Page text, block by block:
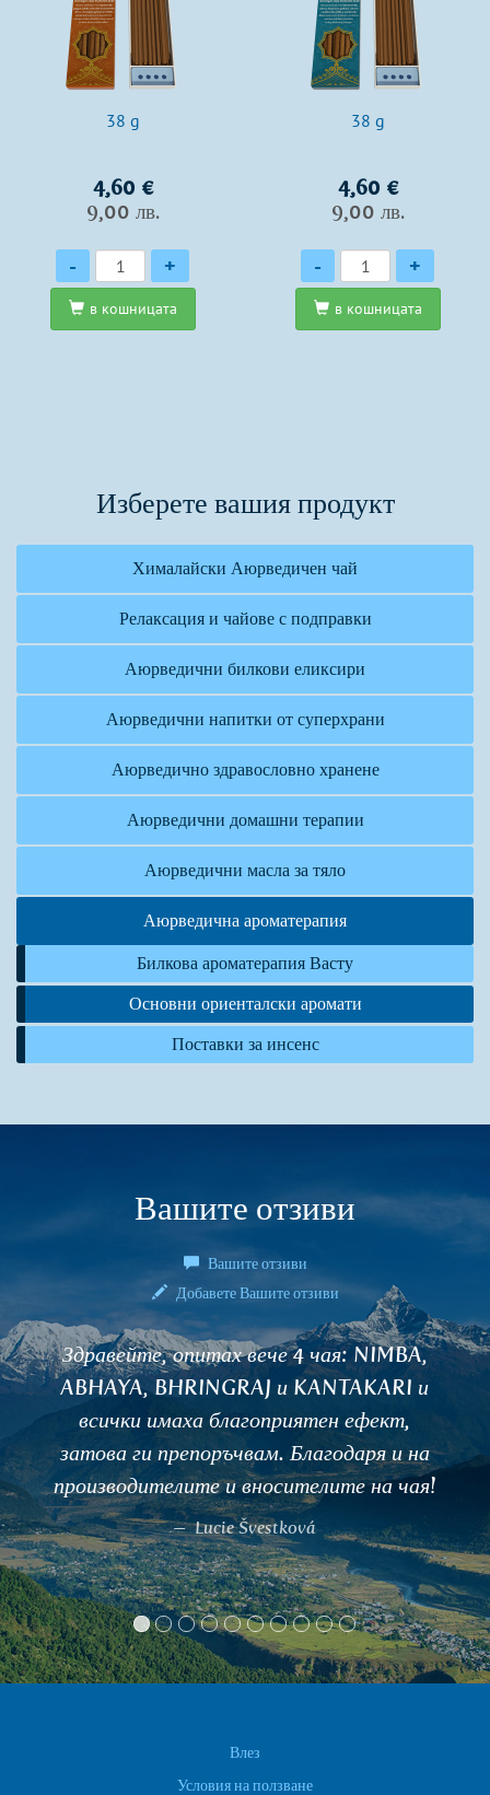
38 g
4,60 €
9,00 лв.
Количество
- +
в кошницата
38 g
4,60 €
9,00 лв.
Количество
- +
в кошницата
Изберете вашия продукт
Хималайски Аюрведичен чай
Релаксация и чайове с подправки
Аюрведични билкови еликсири
Аюрведични напитки от суперхрани
Аюрведично здравословно хранене
Аюрведични домашни терапии
Аюрведични масла за тяло
Аюрведична ароматерапия
Билкова ароматерапия Васту
Основни ориенталски аромати
Поставки за инсенс
Вашите отзиви
Вашите отзиви
Добавете Вашите отзиви
вече 4 чая: NIMBA,
и KANTAKARI и
ефект,
Благодаря и на
вносителите на чая!
Švestková
Здравейте,
VIDANGA-чай за
почивката си и
това. След
Влез
Условия на ползване